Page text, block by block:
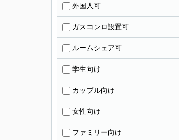
外国人可
ガスコンロ設置可
ルームシェア可
学生向け
カップル向け
女性向け
ファミリー向け